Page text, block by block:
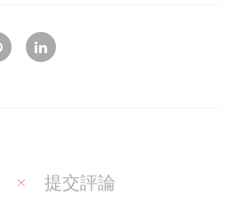
提交評論